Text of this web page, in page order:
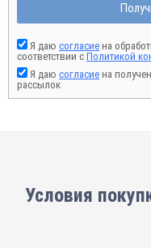
Я даю согласие на
соответствии с Политикой
Я даю согласие на
рассылок
Условия